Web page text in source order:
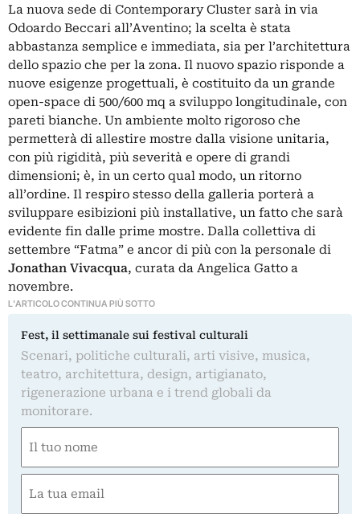
La nuova sede di Contemporary Cluster sarà in via
Odoardo Beccari all’Aventino; la scelta è stata
abbastanza semplice e immediata, sia per l’architettura
dello spazio che per la zona. Il nuovo spazio risponde a
nuove esigenze progettuali, è costituito da un grande
open-space di 500/600 mq a sviluppo longitudinale, con
pareti bianche. Un ambiente molto rigoroso che
permetterà di allestire mostre dalla visione unitaria,
con più rigidità, più severità e opere di grandi
dimensioni; è, in un certo qual modo, un ritorno
all’ordine. Il respiro stesso della galleria porterà a
sviluppare esibizioni più installative, un fatto che sarà
evidente fin dalle prime mostre. Dalla collettiva di
settembre “Fatma” e ancor di più con la personale di
Jonathan Vivacqua, curata da Angelica Gatto a
novembre.
L'ARTICOLO CONTINUA PIÙ SOTTO
Fest, il settimanale sui festival culturali
Scenari, politiche culturali, arti visive, musica,
teatro, architettura, design, artigianato,
rigenerazione urbana e i trend globali da
monitorare.
(Required)
First
(Required)